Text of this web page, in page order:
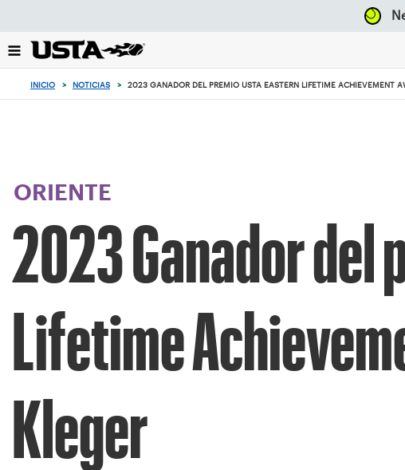
el
botón
INICIO > NOTICIAS > 2023 GANADOR DEL PREMIO USTA EASTERN LIFETIME ACHIEVEMENT
ORIENTE
2023 Ganador del
Lifetime
Kleger